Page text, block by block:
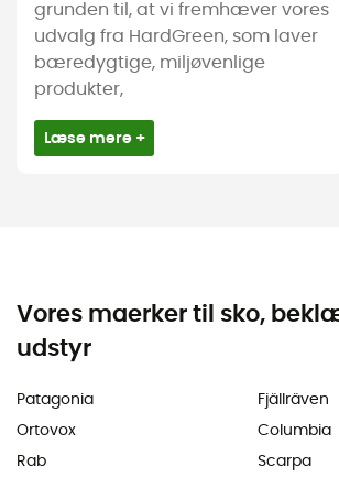
grunden til, at vi fremhæver vores
udvalg fra HardGreen, som laver
bæredygtige, miljøvenlige
produkter,
Læse mere +
Vores maerker til sko,
udstyr
Patagonia
Ortovox
Rab
Fjällräven
Columbia
Scarpa